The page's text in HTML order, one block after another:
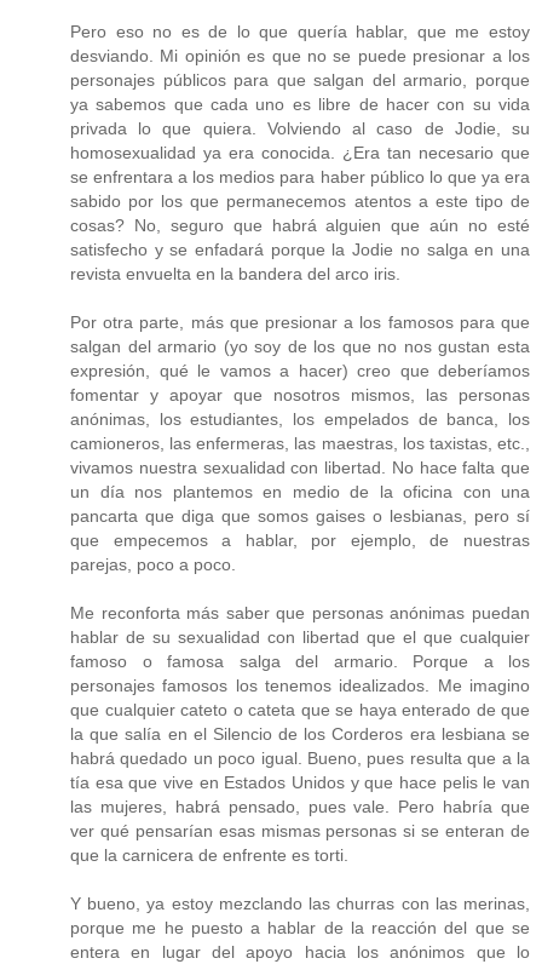
Pero eso no es de lo que quería hablar, que me estoy
desviando. Mi opinión es que no se puede presionar a los
personajes públicos para que salgan del armario, porque
ya sabemos que cada uno es libre de hacer con su vida
privada lo que quiera. Volviendo al caso de Jodie, su
homosexualidad ya era conocida. ¿Era tan necesario que
se enfrentara a los medios para haber público lo que ya era
sabido por los que permanecemos atentos a este tipo de
cosas? No, seguro que habrá alguien que aún no esté
satisfecho y se enfadará porque la Jodie no salga en una
revista envuelta en la bandera del arco iris.
Por otra parte, más que presionar a los famosos para que
salgan del armario (yo soy de los que no nos gustan esta
expresión, qué le vamos a hacer) creo que deberíamos
fomentar y apoyar que nosotros mismos, las personas
anónimas, los estudiantes, los empelados de banca, los
camioneros, las enfermeras, las maestras, los taxistas, etc.,
vivamos nuestra sexualidad con libertad. No hace falta que
un día nos plantemos en medio de la oficina con una
pancarta que diga que somos gaises o lesbianas, pero sí
que empecemos a hablar, por ejemplo, de nuestras
parejas, poco a poco.
Me reconforta más saber que personas anónimas puedan
hablar de su sexualidad con libertad que el que cualquier
famoso o famosa salga del armario. Porque a los
personajes famosos los tenemos idealizados. Me imagino
que cualquier cateto o cateta que se haya enterado de que
la que salía en el Silencio de los Corderos era lesbiana se
habrá quedado un poco igual. Bueno, pues resulta que a la
tía esa que vive en Estados Unidos y que hace pelis le van
las mujeres, habrá pensado, pues vale. Pero habría que
ver qué pensarían esas mismas personas si se enteran de
que la carnicera de enfrente es torti.
Y bueno, ya estoy mezclando las churras con las merinas,
porque me he puesto a hablar de la reacción del que se
entera en lugar del apoyo hacia los anónimos que lo